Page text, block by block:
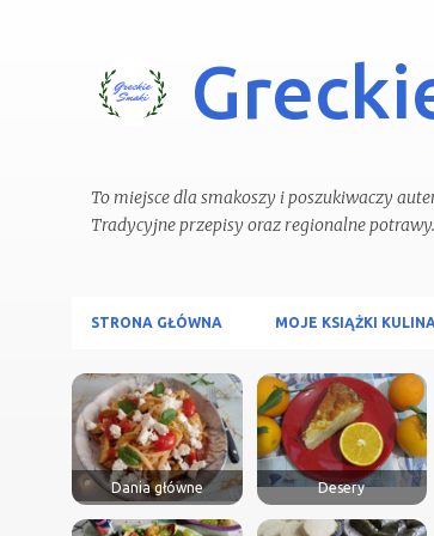
To miejsce dla smakoszy i poszukiwaczy
STRONA GŁÓWNA MOJE KSIĄŻKI
Dania główne Desery